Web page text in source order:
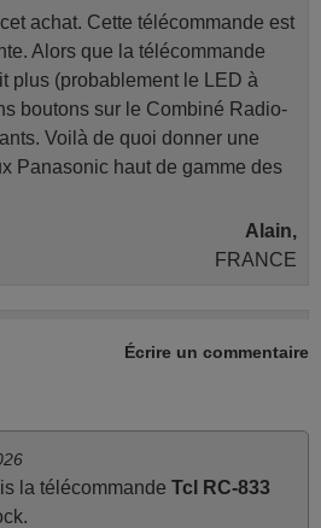
achat. Cette télécommande est
Alors que la télécommande
plus (probablement le LED à
boutons sur le Combiné Radio-
Voilà de quoi donner une
Panasonic haut de gamme des
Alain,
FRANCE
Écrire un commentaire
la télécommande Tcl RC-833